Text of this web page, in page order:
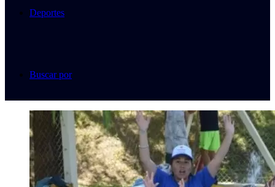
Deportes
Buscar por